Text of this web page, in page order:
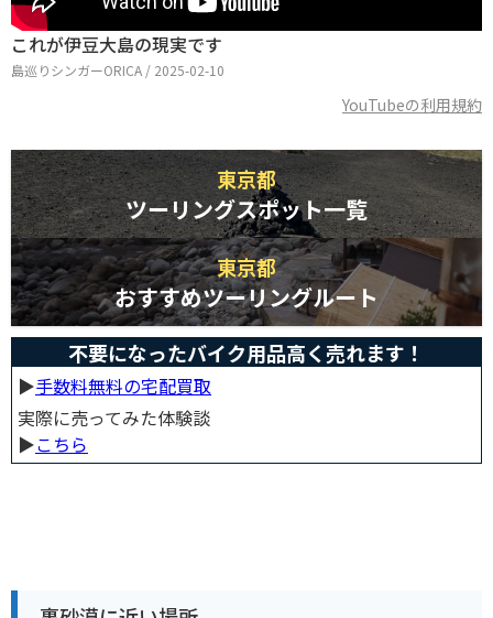
これが伊豆大島の現実です
島巡りシンガーORICA / 2025-02-10
YouTubeの利用規約
東京都
ツーリングスポット一覧
東京都
おすすめツーリングルート
不要になったバイク用品高く売れます！
▶︎手数料無料の宅配買取
実際に売ってみた体験談
▶︎こちら